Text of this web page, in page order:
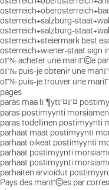
osterreich+salzburg-
osterreich+salzburg-
osterreich+steiermark best
osterreich+wiener-staat sign
oГ№ acheter une mariГ©e
oГ№ puis-je obtenir une
oГ№ puis-je trouver une
pages
paras maa lГ¶ytГ¤Г¤
paras postimyynti
paras todellinen postimyynti
parhaat maat postimyynti
parhaat oikeat postimyynti
parhaat postimyynti
parhaat postimyynti
parhaiten arvioidut
Pays des mariГ©es par